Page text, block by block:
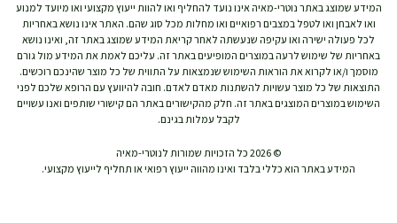
המידע שמוצג באתר נוטרי-מאיה אינו נועד להחליף ואו להוות ייעוץ מקצועי ואו מיועד למנוע
ואו לאבחן ואו לטפל במצבים רפואיים ואו מחלות מכל סוג שהם. האתר אינו נושא באחריות
לכל פעולה ישירה ואו עקיפה שנעשתה לאחר קריאת המידע שמוצג באתר זה, ואינו נושא
באחריות של שימוש לרעה במוצרים המופיעים באתר זה. עליכם לאמת את המידע מול גורם
מוסמך ו/או לקרוא את הוראות השימוש שנמצאות על התווית של כל מוצר שהינכם רוכשים.
התוצאות של כל מוצר עשויות להשתנות מאדם לאדם. חובה להיוועץ עם הרופא שלכם לפני
השימוש במוצרים המוצגים באתר זה. חלק מהקישורים באתר הם קישורי שותפים ואנו עשויים
לקבל עמלות בגינם.
© 2026 כל הזכויות שמורות לנוטרי-מאיה
המידע באתר הוא כללי בלבד ואינו מהווה ייעוץ רפואי או תחליף לייעוץ מקצועי.